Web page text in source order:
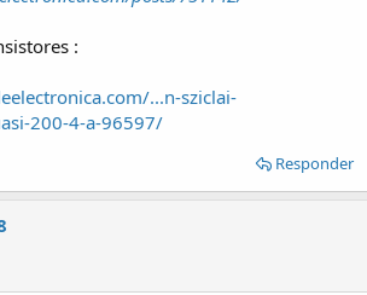
:
...n-sziclai-
200-4-a-96597/
Responder